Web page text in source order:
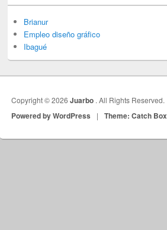
Brianur
Empleo diseño gráfico
Ibagué
Copyright © 2026Juarbo . All Rights Reserved.
Powered by WordPress | Theme: Catch Box